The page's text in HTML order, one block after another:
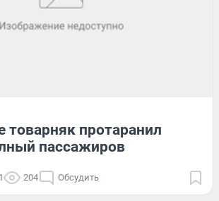
товарняк протаранил
пассажиров
204 Обсудить